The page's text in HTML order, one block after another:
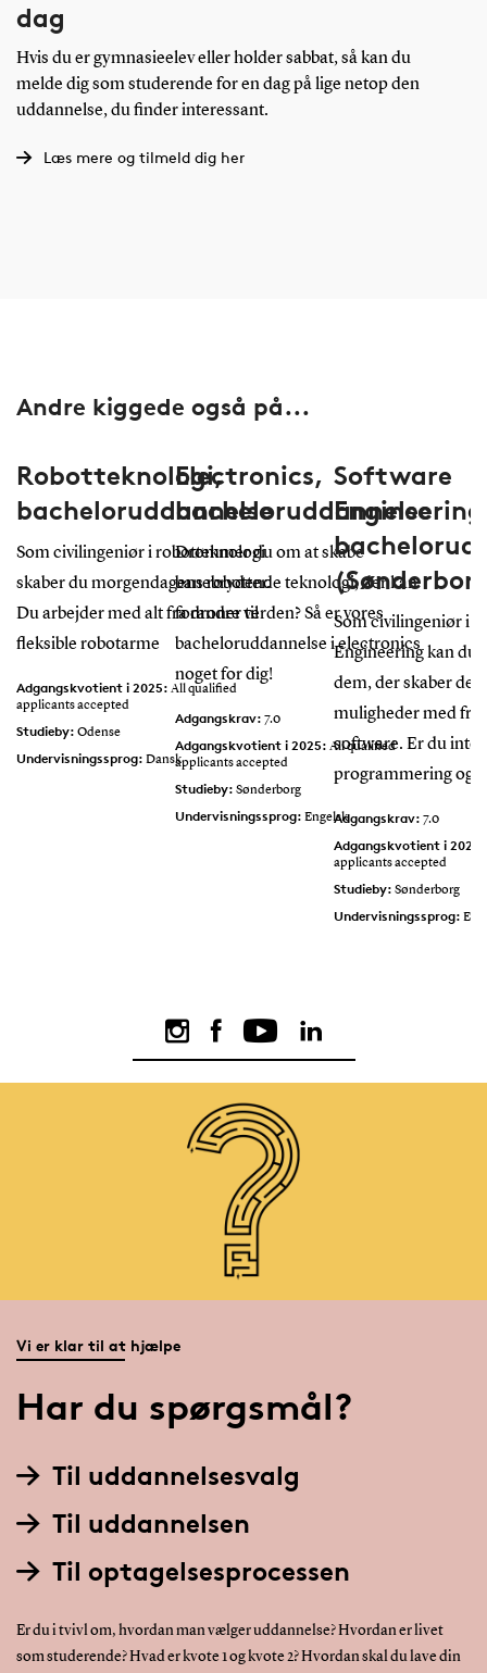
dag
Hvis du er gymnasieelev eller holder sabbat, så kan du
melde dig som studerende for en dag på lige netop den
uddannelse, du finder interessant.
Læs mere og tilmeld dig her
Andre kiggede også på...
Robotteknologi,
bacheloruddannelse
Som civilingeniør i robotteknologi
skaber du morgendagens robotter.
Du arbejder med alt fra droner til
fleksible robotarme
Adgangskvotient i 2025: All qualified
applicants accepted
Studieby: Odense
Undervisningssprog: Dansk
Electronics,
bacheloruddannelse
Drømmer du om at skabe
banebrydende teknologi, der kan
forandre verden? Så er vores
bacheloruddannelse i electronics
noget for dig!
Adgangskrav: 7.0
Adgangskvotient i 2025: All qualified
applicants accepted
Studieby: Sønderborg
Undervisningssprog: Engelsk
Software
Som civilingeniør i
Engineering kan du
dem, der skaber de
muligheder med
software. Er du
programmering og
Adgangskrav: 7.0
Adgangskvotient i 2025:
applicants accepted
Studieby: Sønderborg
Undervisningssprog:
Vi er klar til at hjælpe
Har du spørgsmål?
Til uddannelsesvalg
Til uddannelsen
Til optagelsesprocessen
Er du i tvivl om, hvordan man vælger uddannelse? Hvordan er livet
som studerende? Hvad er kvote 1 og kvote 2? Hvordan skal du lave din